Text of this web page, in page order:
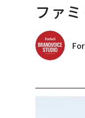
ファ